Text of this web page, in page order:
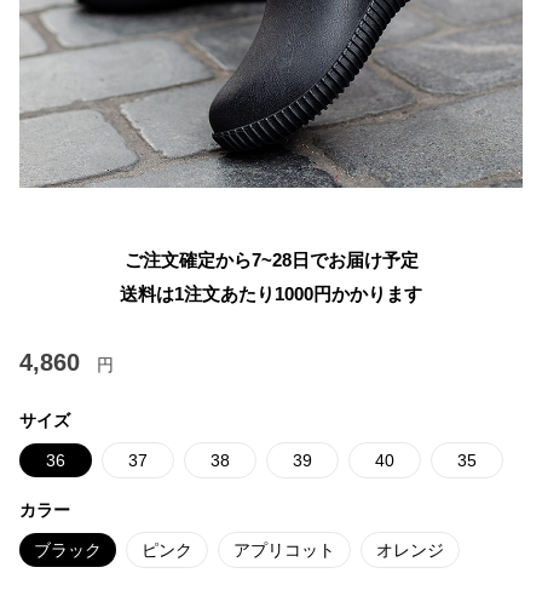
ご注文確定から7~28日でお届け予定
送料は1注文あたり 1000円かかります
4,860 円
サイズ
36 37 38 39 40 35
カラー
ブラック ピンク アプリコット オレンジ